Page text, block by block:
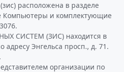
расположена в разделе
Компьютеры и комплектующие
СИСТЕМ (ЗИС) находится в
адресу Энгельса просп., д. 71.
организации по